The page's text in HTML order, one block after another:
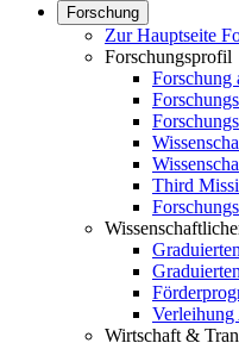
Forschung
Zur Hauptseite
Forschungsprofil
Forschung
Third
Verleihung
Wirtschaft &